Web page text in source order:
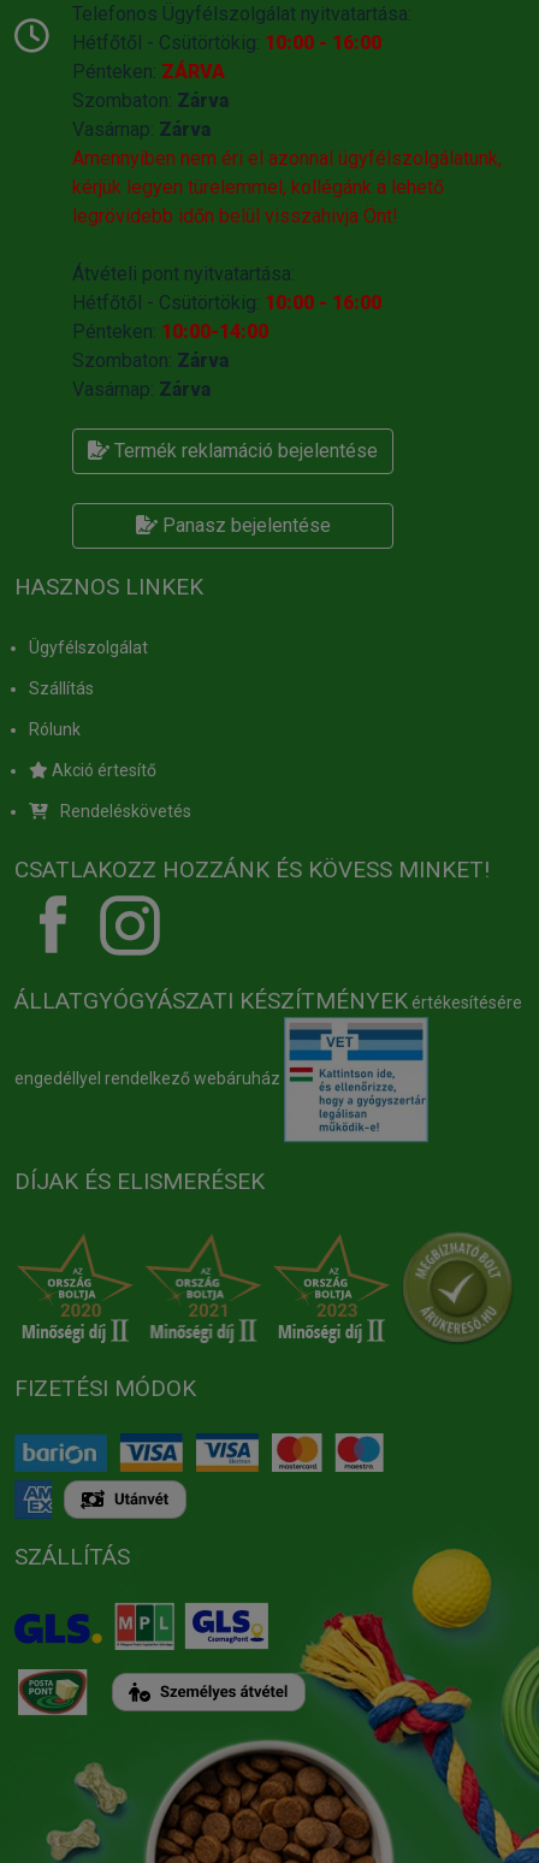
Telefonos Ügyfélszolgálat nyitvatartása:
Hétfőtől - Csütörtökig: 10:00 - 16:00
Pénteken: ZÁRVA
Szombaton: Zárva
Vasárnap: Zárva
Amennyiben nem éri el azonnal ügyfélszolgálatunk,
kérjük legyen türelemmel, kollégánk a lehető
legrövidebb időn belül visszahivja Önt!
Átvételi pont nyitvatartása:
Hétfőtől - Csütörtökig: 10:00 - 16:00
Pénteken: 10:00-14:00
Szombaton: Zárva
Vasárnap: Zárva
Termék reklamáció bejelentése
Panasz bejelentése
HASZNOS LINKEK
Ügyfélszolgálat
Szállítás
Rólunk
Akció értesítő
Rendeléskövetés
CSATLAKOZZ HOZZÁNK ÉS KÖVESS MINKET!
ÁLLATGYÓGYÁSZATI KÉSZÍTMÉNYEK értékesítésére
engedéllyel rendelkező webáruház
DÍJAK ÉS ELISMERÉSEK
FIZETÉSI MÓDOK
SZÁLLÍTÁS